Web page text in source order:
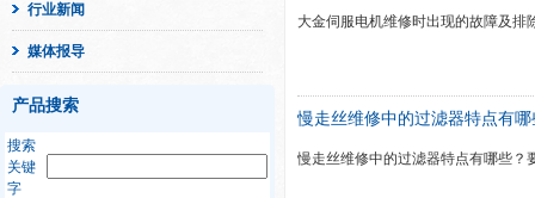
行业新闻
媒体报导
产品搜索
搜索
关键
字
大金伺服电机维修时出现的故障及排
慢走丝维修中的过滤器特点有
慢走丝维修中的过滤器特点有哪些？